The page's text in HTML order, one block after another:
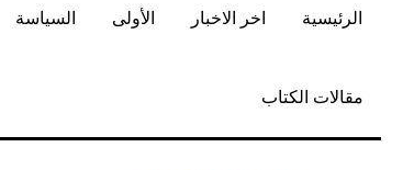
الرئيسية اخر الاخبار الأولى السياسة
مقالات الكتاب